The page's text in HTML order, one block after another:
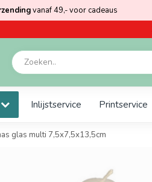
vanaf 49,- voor cadeaus
Inlijstservice Printservice
glas multi 7,5x7,5x13,5cm